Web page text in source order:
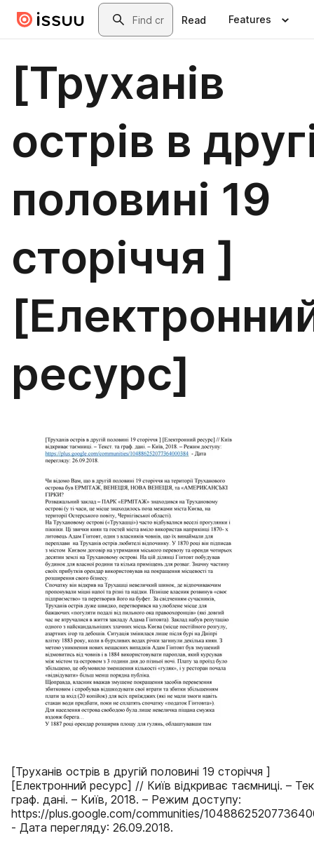
Skip to main contentSearch
Read Features
[Труханів
острів в
половині 19
сторіччя ]
ресурс]
[Труханів острів в другій половині 19 сторіччя ]
[Електронний ресурс] // Київ відкриває таємниці. –
граф. дані. – Київ, 2018. – Режим доступу:
https://plus.google.com/communities/
- Дата перегляду: 26.09.2018.